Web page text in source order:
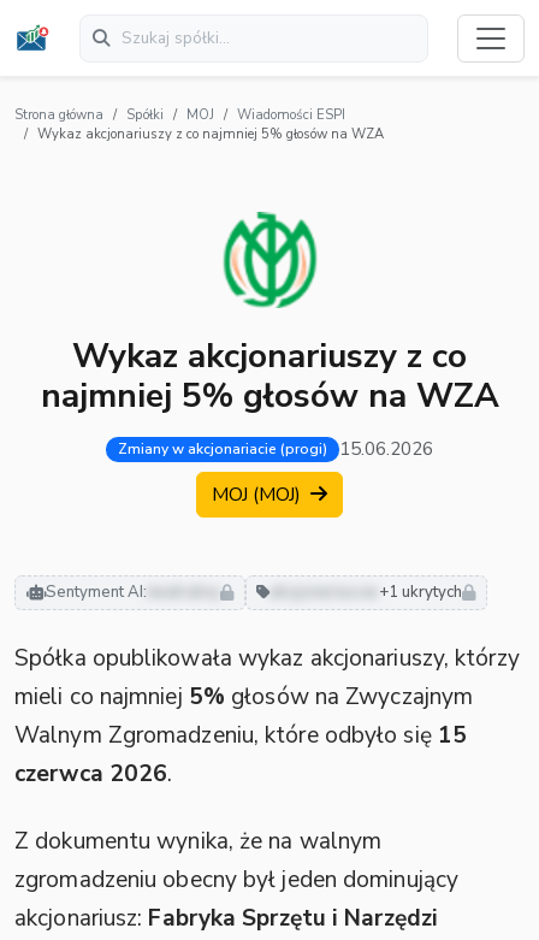
Strona główna Spółki MOJ
Wiadomości ESPI
Wykaz akcjonariuszy z co najmniej 5% głosów na WZA
Wykaz akcjonariuszy z co
najmniej 5% głosów na WZA
Zmiany w akcjonariacie (progi) 15.06.2026
MOJ (MOJ)
Sentyment AI: neutralny +1 ukrytych
Spółka opublikowała wykaz akcjonariuszy, którzy
mieli co najmniej 5% głosów na Zwyczajnym
Walnym Zgromadzeniu, które odbyło się 15
czerwca 2026.
Z dokumentu wynika, że na walnym
zgromadzeniu obecny był jeden dominujący
akcjonariusz: Fabryka Sprzętu i Narzędzi